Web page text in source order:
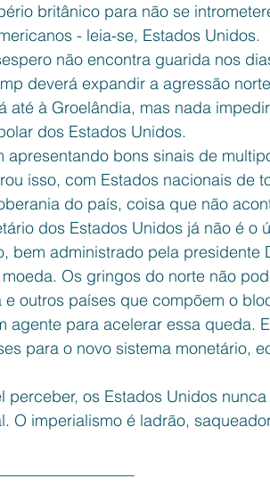
britânico para não se
- leia-se, Estados Unidos.
não encontra guarida nos
deverá expandir a agressão
até à Groelândia, mas nada
dos Estados Unidos.
apresentando bons sinais de
isso, com Estados nacionais de
do país, coisa que não
dos Estados Unidos já não é o
bem administrado pela presidente
Os gringos do norte não
e outros países que compõem o
agente para acelerar essa queda.
para o novo sistema monetário,
perceber, os Estados Unidos
O imperialismo é ladrão,